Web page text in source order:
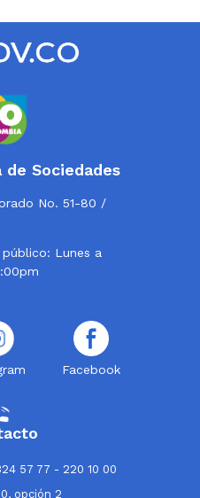
Sociedades
No. 51-80 /
Lunes a
Facebook
57 77 - 220 10 00
opción 2